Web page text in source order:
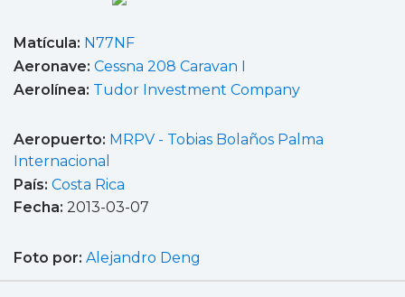
Matícula: N77NF
Aeronave: Cessna 208 Caravan I
Aerolínea: Tudor Investment Company
Aeropuerto: MRPV - Tobias Bolaños Palma
Internacional
País: Costa Rica
Fecha: 2013-03-07
Foto por: Alejandro Deng